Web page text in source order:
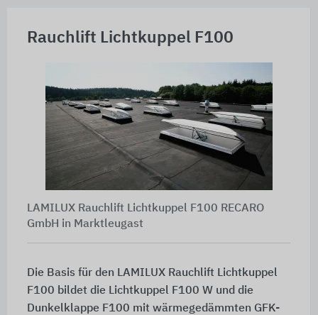
Rauchlift Lichtkuppel F100
LAMILUX Rauchlift Lichtkuppel F100 RECARO
GmbH in Marktleugast
Die Basis für den LAMILUX Rauchlift Lichtkuppel
F100 bildet die Lichtkuppel F100 W und die
Dunkelklappe F100 mit wärmegedämmten GFK-